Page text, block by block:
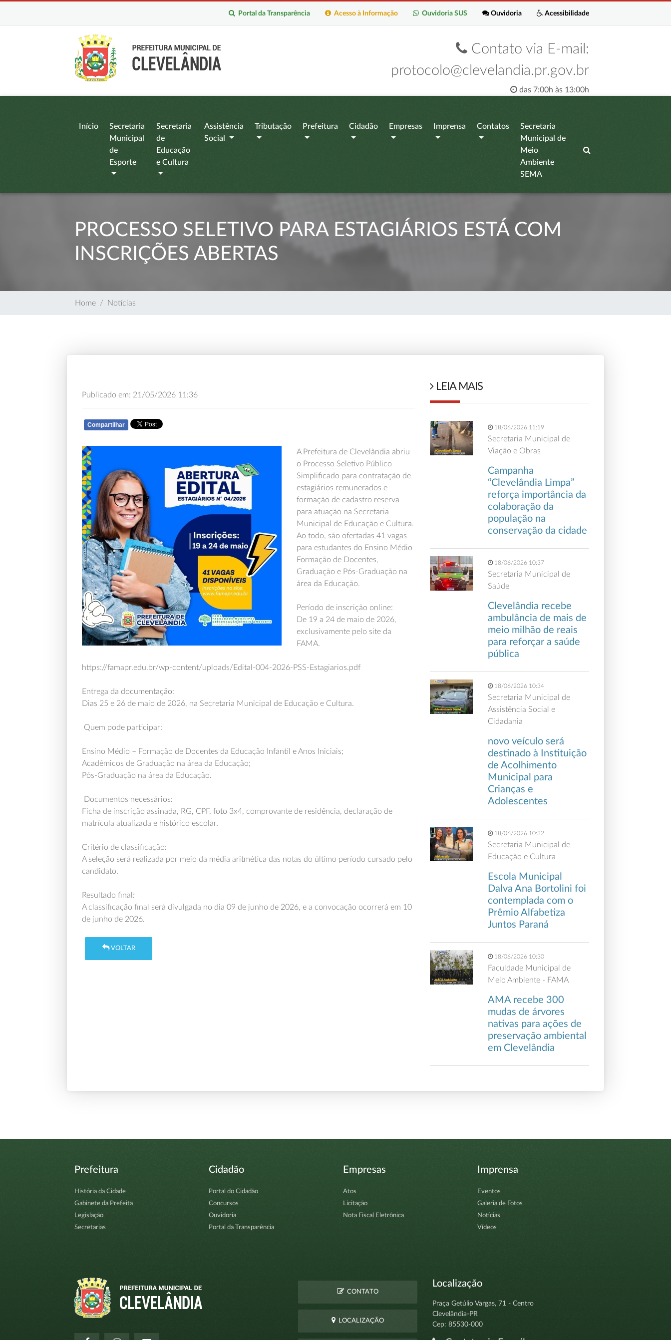
Acessibilidade
Ouvidoria
Ouvidoria SUS
Acesso à Informação
Portal da Transparência
Contato via E-mail:
protocolo@clevelandia.pr.gov.br
das 7:00h às 13:00h
Início
Secretaria
Municipal
de
Esporte
Secretaria
de
Educação
e Cultura
Assistência
Social
Tributação Prefeitura Cidadão Empresas Imprensa Contatos
Secretaria
Municipal de
Meio
Ambiente
SEMA
PROCESSO SELETIVO PARA ESTAGIÁRIOS ESTÁ COM
INSCRIÇÕES ABERTAS
Home Notícias
Publicado em: 21/05/2026 11:36
Compartilhar
A Prefeitura de Clevelândia abriu
o Processo Seletivo Público
Simplificado para contratação de
estagiários remunerados e
formação de cadastro reserva
para atuação na Secretaria
Municipal de Educação e Cultura.
Ao todo, são ofertadas 41 vagas
para estudantes do Ensino Médio
Formação de Docentes,
Graduação e Pós-Graduação na
área da Educação.
Período de inscrição online:
De 19 a 24 de maio de 2026,
exclusivamente pelo site da
FAMA.
https://famapr.edu.br/wp-content/uploads/Edital-004-2026-PSS-Estagiarios.pdf
Entrega da documentação:
Dias 25 e 26 de maio de 2026, na Secretaria Municipal de Educação e Cultura.
Quem pode participar:
Ensino Médio – Formação de Docentes da Educação Infantil e Anos Iniciais;
Acadêmicos de Graduação na área da Educação;
Pós-Graduação na área da Educação.
Documentos necessários:
Ficha de inscrição assinada, RG, CPF, foto 3x4, comprovante de residência, declaração de
matrícula atualizada e histórico escolar.
Critério de classificação:
A seleção será realizada por meio da média aritmética das notas do último período cursado pelo
candidato.
Resultado final:
A classificação final será divulgada no dia 09 de junho de 2026, e a convocação ocorrerá em 10
de junho de 2026.
VOLTAR
LEIA MAIS
18/06/2026 11:19
Secretaria Municipal de
Viação e Obras
Campanha
“Clevelândia Limpa”
reforça importância da
colaboração da
população na
conservação da cidade
18/06/2026 10:37
Secretaria Municipal de
Saúde
Clevelândia recebe
ambulância de mais de
meio milhão de reais
para reforçar a saúde
pública
18/06/2026 10:34
Secretaria Municipal de
Assistência Social e
Cidadania
novo veículo será
destinado à Instituição
de Acolhimento
Municipal para
Crianças e
Adolescentes
18/06/2026 10:32
Secretaria Municipal de
Educação e Cultura
Escola Municipal
Dalva Ana Bortolini foi
contemplada com o
Prêmio Alfabetiza
Juntos Paraná
18/06/2026 10:30
Faculdade Municipal de
Meio Ambiente - FAMA
AMA recebe 300
mudas de árvores
nativas para ações de
preservação ambiental
em Clevelândia
Prefeitura
História da Cidade
Gabinete da Prefeita
Legislação
Secretarias
Cidadão
Portal do Cidadão
Concursos
Ouvidoria
Portal da Transparência
Empresas
Atos
Licitação
Nota Fiscal Eletrônica
Imprensa
Eventos
Galeria de Fotos
Notícias
Vídeos
CONTATO
LOCALIZAÇÃO
Localização
Praça Getúlio Vargas, 71 - Centro
Clevelândia-PR
Cep: 85530-000